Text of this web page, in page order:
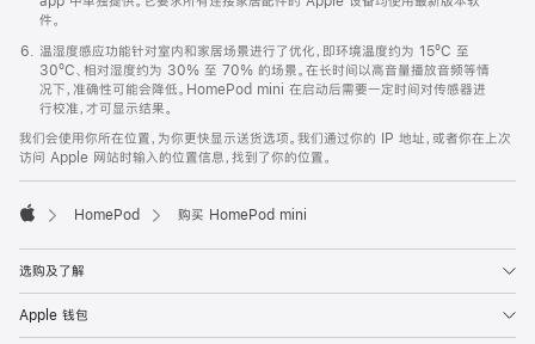
件。
温湿度感应功能针对室内和家居场景进行了优化，即环境温度约为 15ºC 至
30ºC、相对湿度约为 30% 至 70% 的场景。在长时间以高音量播放音频等情
况下，准确性可能会降低。HomePod mini 在启动后需要一定时间对传感器进
行校准，才可显示结果。
我们会使用你所在位置，为你更快显示送货选项。我们通过你的 IP 地址，或者你在上次
访问 Apple 网站时输入的位置信息，找到了你的位置。
HomePod 购买 HomePod mini
选购及了解
Apple 钱包